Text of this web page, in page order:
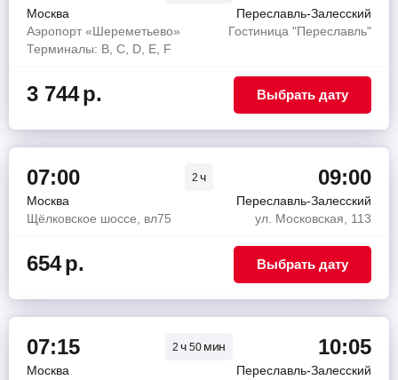
Москва
Переславль-Залесский
Аэропорт «Шереметьево»
Терминалы: B, C, D, E, F
Гостиница "Переславль"
3 744р. Выбрать дату
07:00 2ч 09:00
Москва
Переславль-Залесский
Щёлковское шоссе, вл75
ул. Московская, 113
654р. Выбрать дату
07:15 2ч 50 мин 10:05
Москва
Переславль-Залесский